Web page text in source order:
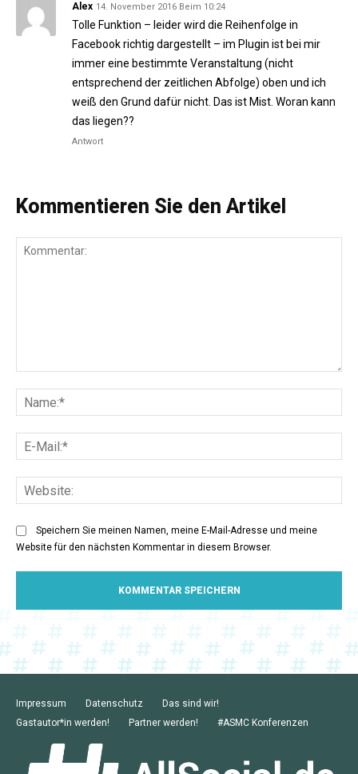
Alex 14. November 2016 Beim 10:24
Tolle Funktion – leider wird die Reihenfolge in
Facebook richtig dargestellt – im Plugin ist bei mir
immer eine bestimmte Veranstaltung (nicht
entsprechend der zeitlichen Abfolge) oben und ich
weiß den Grund dafür nicht. Das ist Mist. Woran kann
das liegen??
Antwort
Kommentieren Sie den Artikel
Speichern Sie meinen Namen, meine E-Mail-Adresse und meine
Website für den nächsten Kommentar in diesem Browser.
Impressum Datenschutz
Das sind wir!
Gastautor*in werden!
Partner werden! #ASMC Konferenzen